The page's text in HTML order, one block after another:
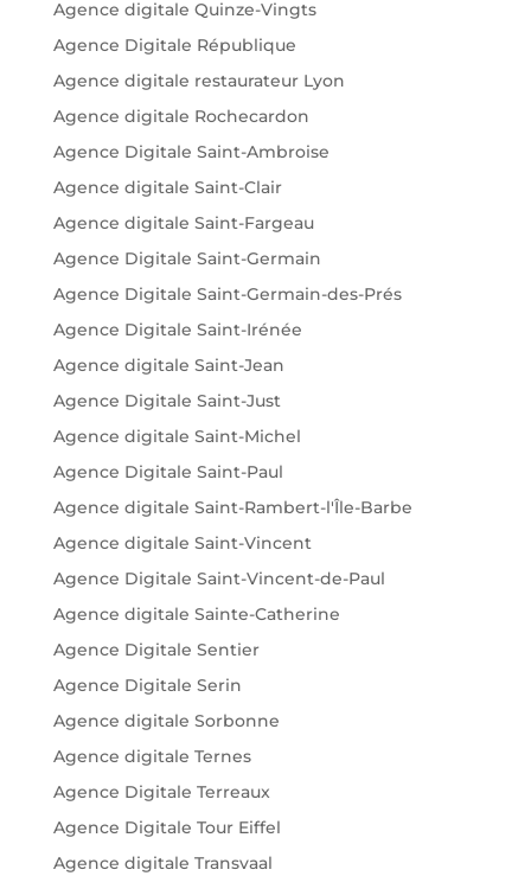
Agence digitale Quinze-Vingts
Agence Digitale République
Agence digitale restaurateur Lyon
Agence digitale Rochecardon
Agence Digitale Saint-Ambroise
Agence digitale Saint-Clair
Agence digitale Saint-Fargeau
Agence Digitale Saint-Germain
Agence Digitale Saint-Germain-des-Prés
Agence Digitale Saint-Irénée
Agence digitale Saint-Jean
Agence Digitale Saint-Just
Agence digitale Saint-Michel
Agence Digitale Saint-Paul
Agence digitale Saint-Rambert-l'Île-Barbe
Agence digitale Saint-Vincent
Agence Digitale Saint-Vincent-de-Paul
Agence digitale Sainte-Catherine
Agence Digitale Sentier
Agence Digitale Serin
Agence digitale Sorbonne
Agence digitale Ternes
Agence Digitale Terreaux
Agence Digitale Tour Eiffel
Agence digitale Transvaal